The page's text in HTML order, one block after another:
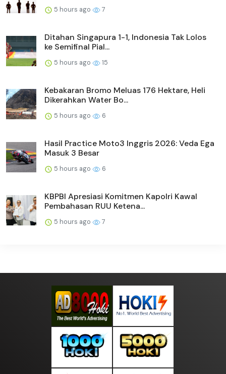
5 hours ago 7
Ditahan Singapura 1-1, Indonesia Tak Lolos
ke Semifinal Pial...
5 hours ago 15
Kebakaran Bromo Meluas 176 Hektare, Heli
Dikerahkan Water Bo...
5 hours ago 6
Hasil Practice Moto3 Inggris 2026: Veda Ega
Masuk 3 Besar
5 hours ago 6
KBPBI Apresiasi Komitmen Kapolri Kawal
Pembahasan RUU Ketena...
5 hours ago 7